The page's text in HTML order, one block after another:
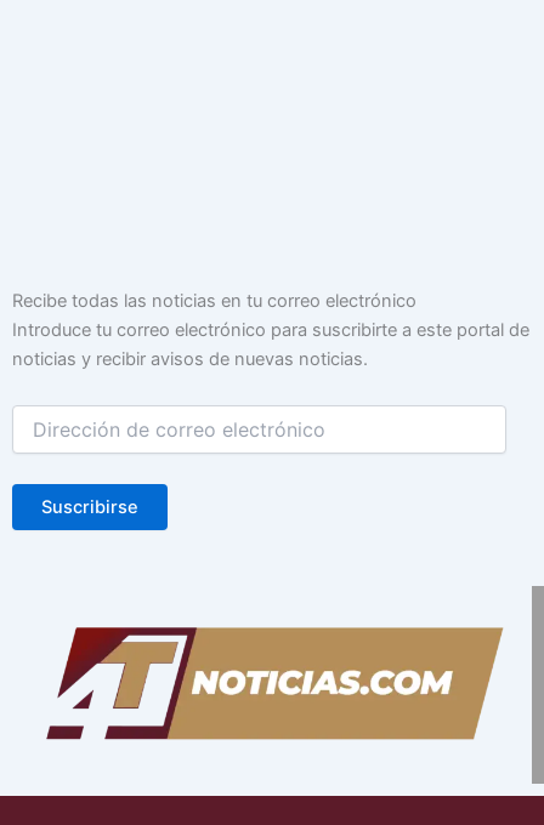
Recibe todas las noticias en tu correo electrónico
Introduce tu correo electrónico para suscribirte a este portal de
noticias y recibir avisos de nuevas noticias.
Dirección
de
electrónico
Suscribirse